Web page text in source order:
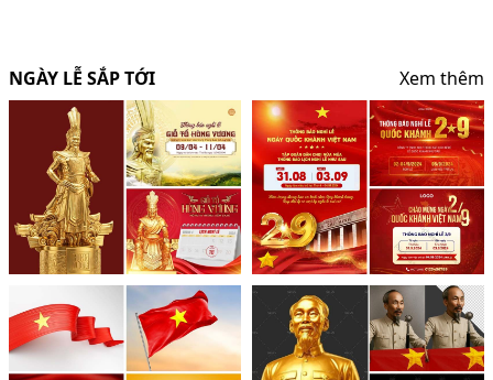
NGÀY LỄ SẮP TỚI Xem thêm